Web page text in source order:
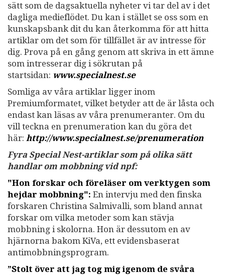
sätt som de dagsaktuella nyheter vi tar del av i det
dagliga medieflödet. Du kan i stället se oss som en
kunskapsbank dit du kan återkomma för att hitta
artiklar om det som för tillfället är av intresse för
dig. Prova på en gång genom att skriva in ett ämne
som intresserar dig i sökrutan på
startsidan: www.specialnest.se
Somliga av våra artiklar ligger inom
Premiumformatet, vilket betyder att de är låsta och
endast kan läsas av våra prenumeranter. Om du
vill teckna en prenumeration kan du göra det
här: http://www.specialnest.se/prenumeration
Fyra Special Nest-artiklar som på olika sätt
handlar om mobbning vid npf:
"Hon forskar och föreläser om verktygen som
hejdar mobbning": En intervju med den finska
forskaren Christina Salmivalli, som bland annat
forskar om vilka metoder som kan stävja
mobbning i skolorna. Hon är dessutom en av
hjärnorna bakom KiVa, ett evidensbaserat
antimobbningsprogram.
”Stolt över att jag tog mig igenom de svåra